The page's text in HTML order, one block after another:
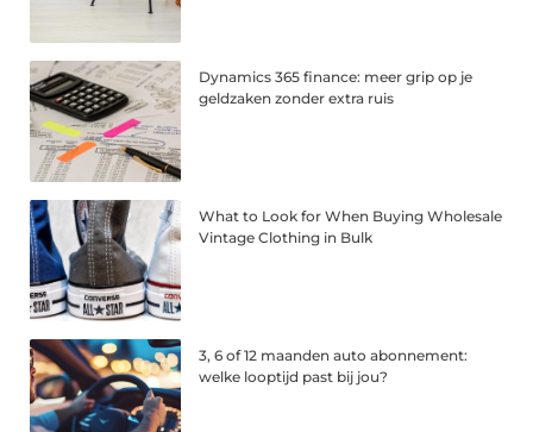
Dynamics 365 finance: meer grip op je
geldzaken zonder extra ruis
What to Look for When Buying Wholesale
Vintage Clothing in Bulk
3, 6 of 12 maanden auto abonnement:
welke looptijd past bij jou?